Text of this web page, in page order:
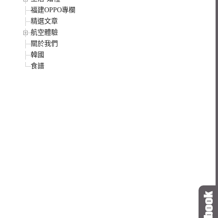
福建OPPO專欄
精選文章
航空體驗
關於我們
韓國
食譜